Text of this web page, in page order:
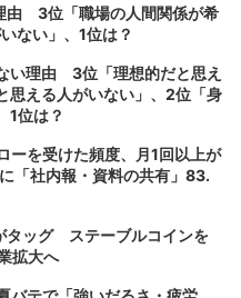
由 3位「職場の人間関係が希
ない」、1位は？
い理由 3位「理想的だと思え
思える人がいない」、2位「身
1位は？
ーを受けた頻度、月1回以上が
「社内報・資料の共有」83.
タッグ ステーブルコインを
拡大へ